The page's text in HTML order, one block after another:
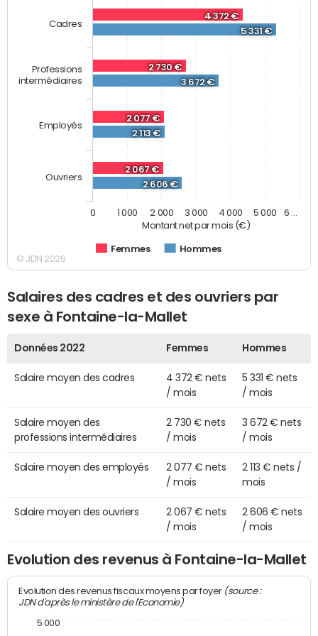
Montant net par mois (€)
4 372 €
2 730 €
2 077 €
2 067 €
5 331 €
3 672 €
2 113 €
2 606 €
Femmes Hommes
Cadres
Professions
intermédiaires
Employés
Ouvriers
0 1 000 2 000 3 000 4 000 5 000 6 …
© JDN 2026
Salaires des cadres et des ouvriers par
sexe à Fontaine-la-Mallet
Données 2022 Femmes Hommes
Salaire moyen des cadres
4 372 € nets
/ mois
5 331 € nets
/ mois
Salaire moyen des
professions intermédiaires
2 730 € nets
/ mois
3 672 € nets
/ mois
Salaire moyen des employés
2 077 € nets
/ mois
2 113 € nets /
mois
Salaire moyen des ouvriers
2 067 € nets
/ mois
2 606 € nets
/ mois
Evolution des revenus à Fontaine-la-Mallet
Evolution des revenus fiscaux moyens par foyer (source :
JDN d'après le ministère de l'Economie)
5 000